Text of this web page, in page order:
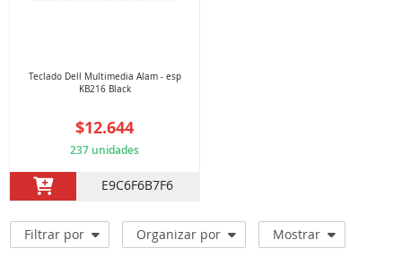
Teclado Dell Multimedia Alam - esp
KB216 Black
$12.644
237 unidades
E9C6F6B7F6
Filtrar por Organizar por
Mostrar